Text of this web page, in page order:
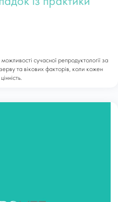
сучасної репродуктології за
та вікових факторів, коли кожен